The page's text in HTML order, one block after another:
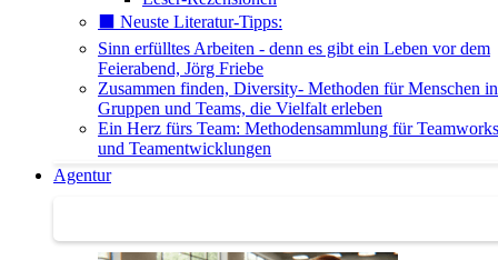
⬛️ Neuste Literatur-Tipps:
Sinn erfülltes Arbeiten - denn es gibt ein Leben vor dem
Feierabend, Jörg Friebe
Zusammen finden, Diversity- Methoden für Menschen in
Gruppen und Teams, die Vielfalt erleben
Ein Herz fürs Team: Methodensammlung für
und Teamentwicklungen
Agentur